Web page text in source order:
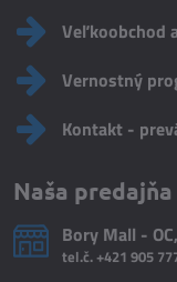
Veľkoobchod
Vernostný
Kontakt -
Naša predajňa
Bory Mall -
tel.č.+421 905